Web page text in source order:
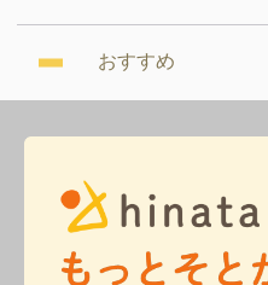
おすすめ